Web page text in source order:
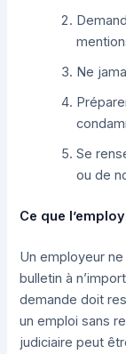
Ne
Se
ou de
Ce que
Un employeur
bulletin à
demande doit
un emploi sans
judiciaire peut